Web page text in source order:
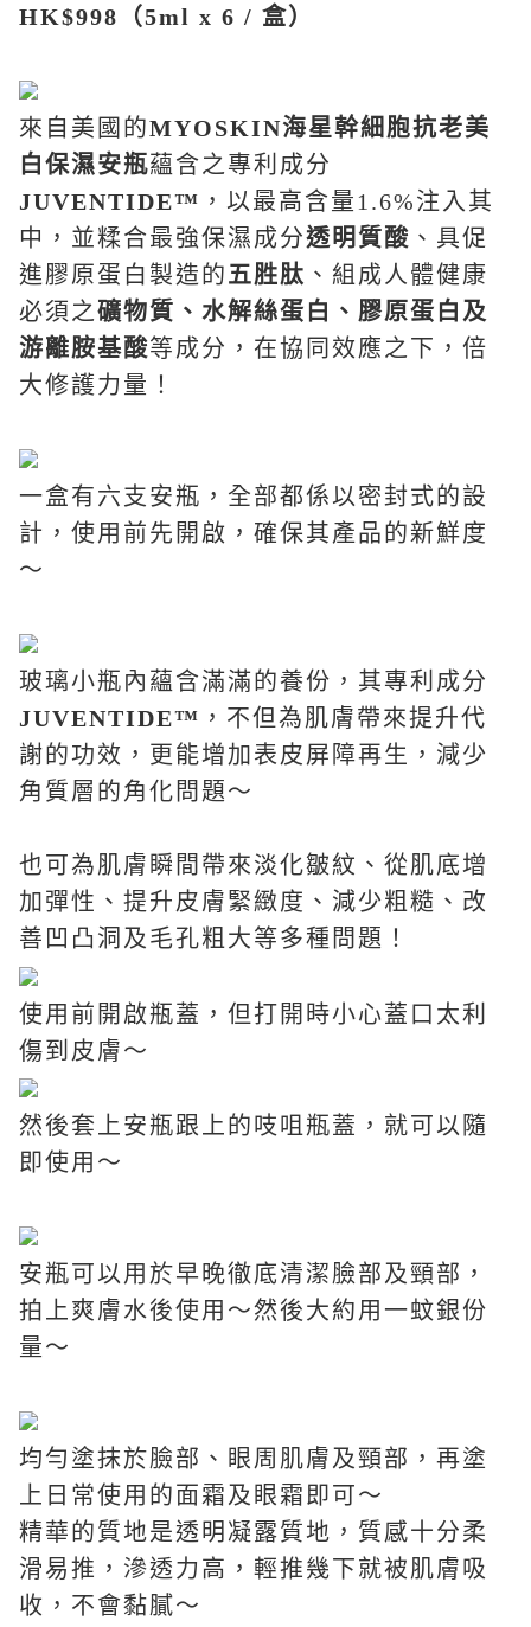
HK$998 （5ml x 6 / 盒）
來自美國的MYOSKIN海星幹細胞抗老美
白保濕安瓶蘊含之專利成分
JUVENTIDE™ ，以最高含量1.6%注入其
中，並糅合最強保濕成分透明質酸 、具促
進膠原蛋白製造的五胜肽 、組成人體健康
必須之礦物質、水解絲蛋白、膠原蛋白及
游離胺基酸等成分，在協同效應之下，倍
大修護力量！
一盒有六支安瓶，全部都係以密封式的設
計，使用前先開啟，確保其產品的新鮮度
～
玻璃小瓶內蘊含滿滿的養份，其專利成分
JUVENTIDE™ ，不但為肌膚帶來提升代
謝的功效，更能增加表皮屏障再生，減少
角質層的角化問題～
也可為肌膚瞬間帶來淡化皺紋、從肌底增
加彈性、提升皮膚緊緻度、減少粗糙、改
善凹凸洞及毛孔粗大等多種問題！
使用前開啟瓶蓋，但打開時小心蓋口太利
傷到皮膚～
然後套上安瓶跟上的吱咀瓶蓋，就可以隨
即使用～
安瓶可以用於早晚徹底清潔臉部及頸部，
拍上爽膚水後使用～然後大約用一蚊銀份
量～
均勻塗抹於臉部、眼周肌膚及頸部，再塗
上日常使用的面霜及眼霜即可～
精華的質地是透明凝露質地，質感十分柔
滑易推，滲透力高，輕推幾下就被肌膚吸
收，不會黏膩～